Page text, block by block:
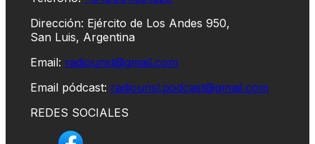
Dirección: Ejército de Los Andes 950,
San Luis, Argentina
Email: radiounsl@gmail.com
Email pódcast: radiounsl.podcast@gmail.com
REDES SOCIALES